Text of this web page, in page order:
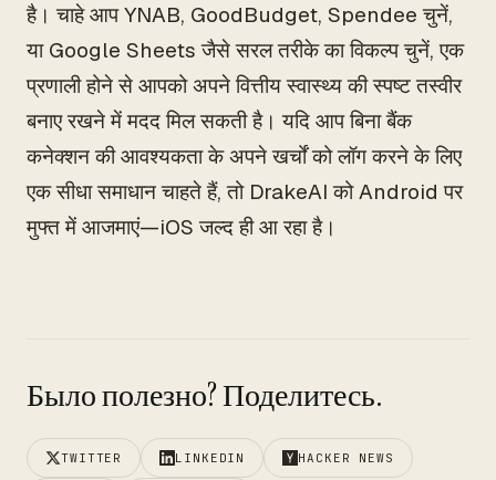
है। चाहे आप YNAB, GoodBudget, Spendee चुनें,
या Google Sheets जैसे सरल तरीके का विकल्प चुनें, एक
प्रणाली होने से आपको अपने वित्तीय स्वास्थ्य की स्पष्ट तस्वीर
बनाए रखने में मदद मिल सकती है। यदि आप बिना बैंक
कनेक्शन की आवश्यकता के अपने खर्चों को लॉग करने के लिए
एक सीधा समाधान चाहते हैं, तो DrakeAI को Android पर
मुफ्त में आजमाएं—iOS जल्द ही आ रहा है।
Было полезно? Поделитесь.
TWITTER LINKEDIN HACKER NEWS